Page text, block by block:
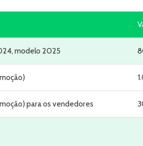
modelo 2025
para os vendedores